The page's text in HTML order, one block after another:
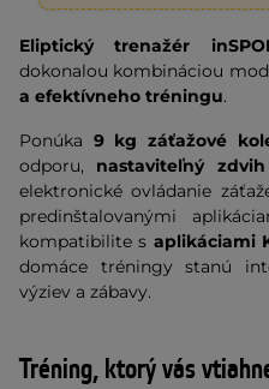
Eliptický trenažér
dokonalou kombináciou
a efektívneho tréningu.
Ponúka 9 kg záťažové
odporu, nastaviteľný zdvih
elektronické ovládanie
predinštalovanými
kompatibilite s aplikáciami
domáce tréningy stanú
výziev a zábavy.
Tréning, ktorý vás